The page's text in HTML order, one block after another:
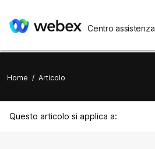
Centro assistenza
Home / Articolo
Questo articolo si applica a: